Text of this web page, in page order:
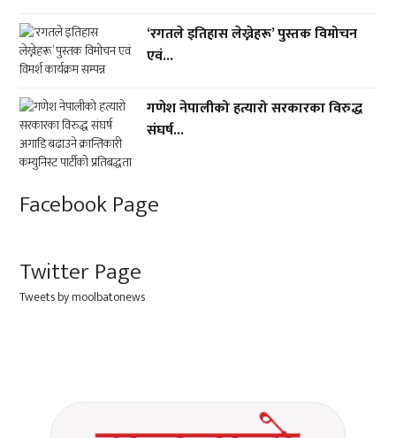
‘रगतले इतिहास लेख्नेहरू’ पुस्तक विमोचन
एवं...
गणेश नेपालीको हत्यारो सरकारका विरुद्ध
संघर्ष...
Facebook Page
Twitter Page
Tweets by moolbatonews